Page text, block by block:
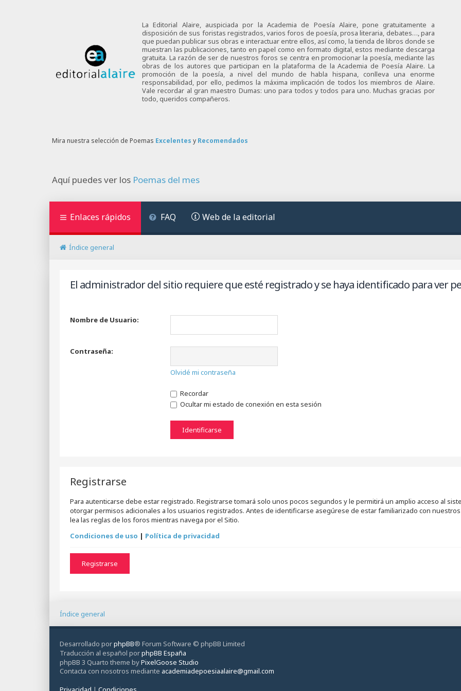
La Editorial Alaire, auspiciada por la Academia de Poesía Alaire, pone gratuitamente a
disposición de sus foristas registrados, varios foros de poesía, prosa literaria, debates…, para
que puedan publicar sus obras e interactuar entre ellos, así como, la tienda de libros donde se
muestran las publicaciones, tanto en papel como en formato digital, estos mediante descarga
gratuita. La razón de ser de nuestros foros se centra en promocionar la poesía, mediante las
obras de los autores que participan en la plataforma de la Academia de Poesía Alaire. La
promoción de la poesía, a nivel del mundo de habla hispana, conlleva una enorme
responsabilidad, por ello, pedimos la máxima implicación de todos los miembros de Alaire.
Vale recordar al gran maestro Dumas: uno para todos y todos para uno. Muchas gracias por
todo, queridos compañeros.
Mira nuestra selección de Poemas Excelentes y Recomendados
Aquí puedes ver los Poemas del mes
Enlaces rápidos FAQ Web de la editorial
Índice general
El administrador del sitio requiere que esté registrado y se haya identificado para ver
Nombre de Usuario:
Contraseña:
Olvidé mi contraseña
Recordar
Ocultar mi estado de conexión en esta sesión
Registrarse
Para autenticarse debe estar registrado. Registrarse tomará solo unos pocos segundos y le permitirá un amplio acceso al
otorgar permisos adicionales a los usuarios registrados. Antes de identificarse asegúrese de estar familiarizado con
lea las reglas de los foros mientras navega por el Sitio.
Condiciones de uso | Política de privacidad
Registrarse
Índice general
Desarrollado porphpBB® Forum Software © phpBB Limited
Traducción al español porphpBB España
phpBB 3 Quarto theme byPixelGoose Studio
Contacta con nosotros mediante academiadepoesiaalaire@gmail.com